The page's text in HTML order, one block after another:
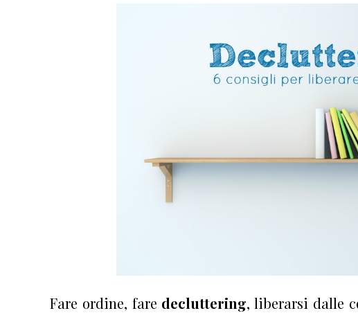
Fare ordine, fare decluttering, liberarsi dalle